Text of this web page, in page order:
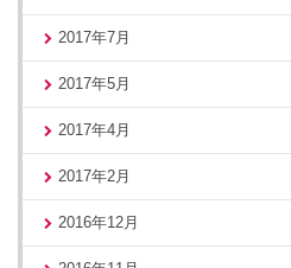
2017年7月
2017年5月
2017年4月
2017年2月
2016年12月